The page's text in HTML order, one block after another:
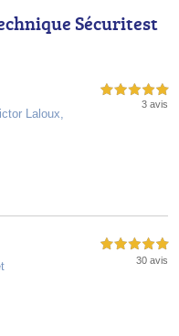
Sécuritest
Laloux,
5,0 étoiles sur 5
3 avis
5,0 étoiles sur 5
30 avis